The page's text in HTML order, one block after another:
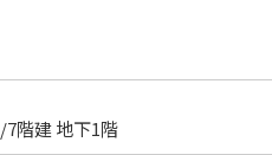
/7階建 地下1階